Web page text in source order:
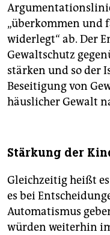
„überkommen und
widerlegt“ ab. Der
Gewaltschutz
stärken und so der
Beseitigung von
häuslicher Gewalt
Stärkung der
Gleichzeitig heißt
es bei
Automatismus
würden weiterhin